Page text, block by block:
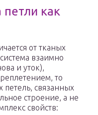
как
от тканых
взаимно
и уток),
то
петель, связанных
строение, а не
свойств: